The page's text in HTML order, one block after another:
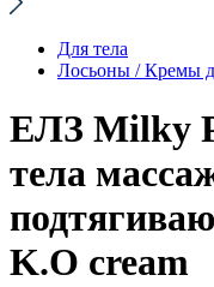
Для тела
Лосьоны / Кремы
ЕЛЗ Milky
тела
K.O cream